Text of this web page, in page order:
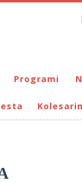
Programi
Bralna značka
Eko programi